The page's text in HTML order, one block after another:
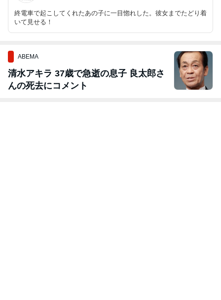
終電車で起こしてくれたあの子に一目惚れした。彼女までたどり着
いて見せる！
ABEMA
清水アキラ 37歳で急逝の息子 良太郎さ
んの死去にコメント